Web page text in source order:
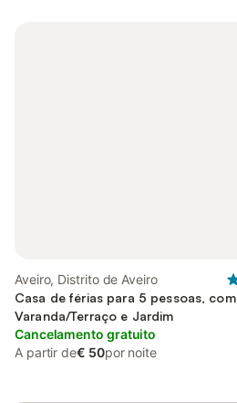
Aveiro, Distrito de Aveiro
Casa de férias para 5 pessoas, com
Varanda/Terraço e Jardim
Cancelamento gratuito
A partir de€ 50por noite